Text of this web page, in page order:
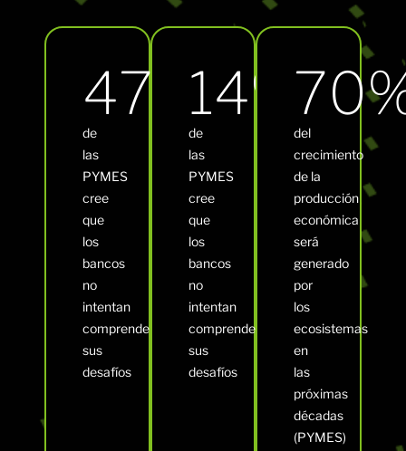
47%
de
las
PYMES
cree
que
los
bancos
no
intentan
comprender
sus
desafíos
14%
de
las
PYMES
cree
que
los
bancos
no
intentan
comprender
sus
desafíos
del
crecimiento
de la
producción
económica
será
generado
por
los
ecosistemas
en
las
próximas
décadas
(PYMES)